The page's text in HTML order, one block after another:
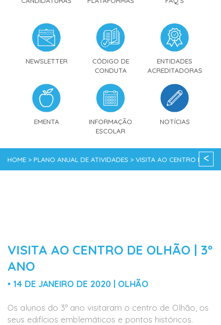
NEWSLETTER
CÓDIGO DE
CONDUTA
ENTIDADES
ACREDITADORAS
EMENTA
INFORMAÇÃO
ESCOLAR
NOTÍCIAS
HOME > PLANO ANUAL DE ATIVIDADES > VISITA AO CENTRO DE<
VISITA AO CENTRO DE OLHÃO | 3º
ANO
• 14 DE JANEIRO DE 2020 | OLHÃO
Os alunos do 3º ano visitaram o centro de Olhão, os
seus edifícios emblemáticos e pontos históricos.